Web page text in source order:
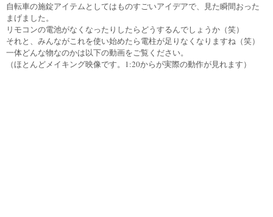
自転車の施錠アイテムとしてはものすごいアイデアで、見た瞬間おった
まげました。
リモコンの電池がなくなったりしたらどうするんでしょうか（笑）
それと、みんながこれを使い始めたら電柱が足りなくなりますね（笑）
一体どんな物なのかは以下の動画をご覧ください。
（ほとんどメイキング映像です。1:20からが実際の動作が見れます）